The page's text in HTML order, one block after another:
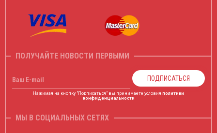
ПОЛУЧАЙТЕ НОВОСТИ ПЕРВЫМИ
Ваш E-mail ПОДПИСАТЬСЯ
Нажимая на кнопку "Подписаться" вы принимаете условия политики
конфиденциальности
МЫ В СОЦИАЛЬНЫХ СЕТЯХ